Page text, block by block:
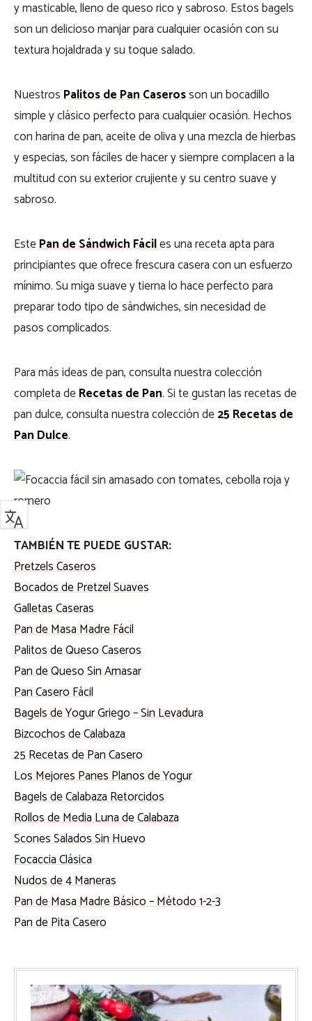
y masticable, lleno de queso rico y sabroso. Estos bagels
son un delicioso manjar para cualquier ocasión con su
textura hojaldrada y su toque salado.
NuestrosPalitos de Pan Caserosson un bocadillo
simple y clásico perfecto para cualquier ocasión. Hechos
con harina de pan, aceite de oliva y una mezcla de hierbas
y especias, son fáciles de hacer y siempre complacen a la
multitud con su exterior crujiente y su centro suave y
sabroso.
EstePan de Sándwich Fáciles una receta apta para
principiantes que ofrece frescura casera con un esfuerzo
mínimo. Su miga suave y tierna lo hace perfecto para
preparar todo tipo de sándwiches, sin necesidad de
pasos complicados.
Para más ideas de pan, consulta nuestra colección
completa deRecetas de Pan. Si te gustan las recetas de
pan dulce, consulta nuestra colección de25 Recetas de
Pan Dulce.
TAMBIÉN TE PUEDE GUSTAR:
Pretzels Caseros
Bocados de Pretzel Suaves
Galletas Caseras
Pan de Masa Madre Fácil
Palitos de Queso Caseros
Pan de Queso Sin Amasar
Pan Casero Fácil
Bagels de Yogur Griego – Sin Levadura
Bizcochos de Calabaza
25 Recetas de Pan Casero
Los Mejores Panes Planos de Yogur
Bagels de Calabaza Retorcidos
Rollos de Media Luna de Calabaza
Scones Salados Sin Huevo
Focaccia Clásica
Nudos de 4 Maneras
Pan de Masa Madre Básico – Método 1-2-3
Pan de Pita Casero